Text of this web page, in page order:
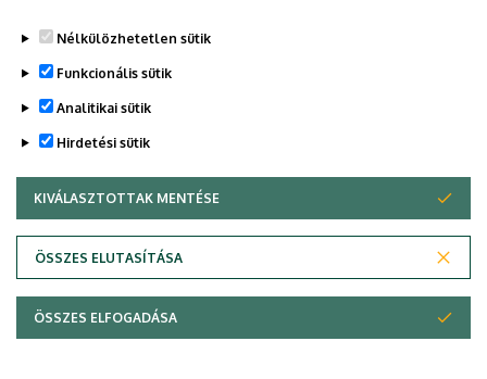
Legutóbbi frissítés:
Adatvédelem
Copyright © 2026 Unideb
Nélkülözhetetlen sütik
Funkcionális sütik
Analitikai sütik
Hirdetési sütik
KIVÁLASZTOTTAK MENTÉSE
ÖSSZES ELUTASÍTÁSA
WITHDRAW CONSENT
ÖSSZES ELFOGADÁSA